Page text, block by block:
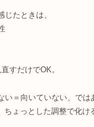
じたときは、
すだけでOK。
い＝向いていない、では
ちょっとした調整で化け